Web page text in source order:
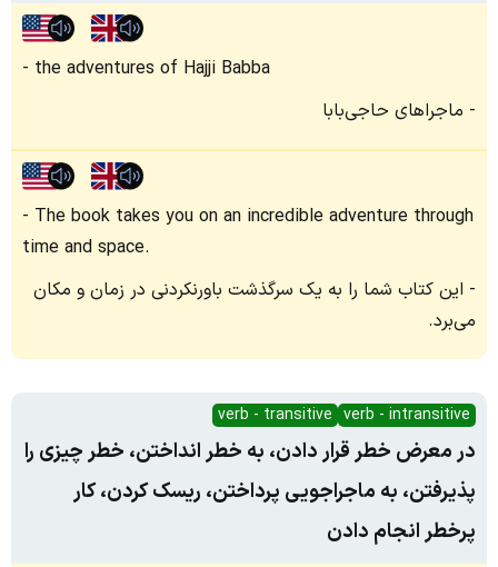
the adventures of Hajji Babba
ماجراهای حاجی‌بابا
The book takes you on an incredible adventure through
time and space.
این کتاب شما را به یک سرگذشت باورنکردنی در زمان و مکان
می‌برد.
verb - intransitive
verb - transitive
در معرض خطر قرار دادن، به خطر انداختن، خطر چیزی را
پذیرفتن، به ماجراجویی پرداختن، ریسک کردن، کار
پرخطر انجام دادن